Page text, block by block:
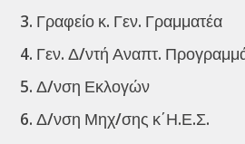
3. Γραφείο κ. Γεν. Γραμματέα
4. Γεν. Δ/ντή Αναπτ.
5. Δ/νση Εκλογών
6. Δ/νση Μηχ/σης κ΄Η.Ε.Σ.